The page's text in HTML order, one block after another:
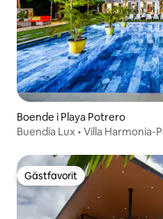
Boende i Playa Potrero
Buendía Lux • Villa Harmonia-
Gästfavorit
Gästfavorit